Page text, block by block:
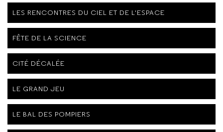
LES RENCONTRES DU CIEL ET DE L'ESPACE
FÊTE DE LA SCIENCE
CITÉ DÉCALÉE
LE GRAND JEU
LE BAL DES POMPIERS